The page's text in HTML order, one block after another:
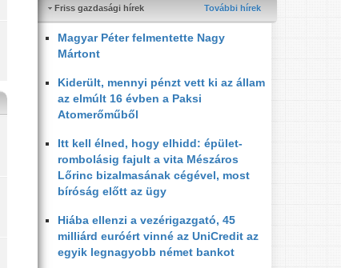
Friss gazdasági hírek További hírek
Magyar Péter felmentette Nagy
Mártont
Kiderült, mennyi pénzt vett ki az állam
az elmúlt 16 évben a Paksi
Atomerőműből
Itt kell élned, hogy elhidd: épület-
rombolásig fajult a vita Mészáros
Lőrinc bizalmasának cégével, most
bíróság előtt az ügy
Hiába ellenzi a vezérigazgató, 45
milliárd euróért vinné az UniCredit az
egyik legnagyobb német bankot